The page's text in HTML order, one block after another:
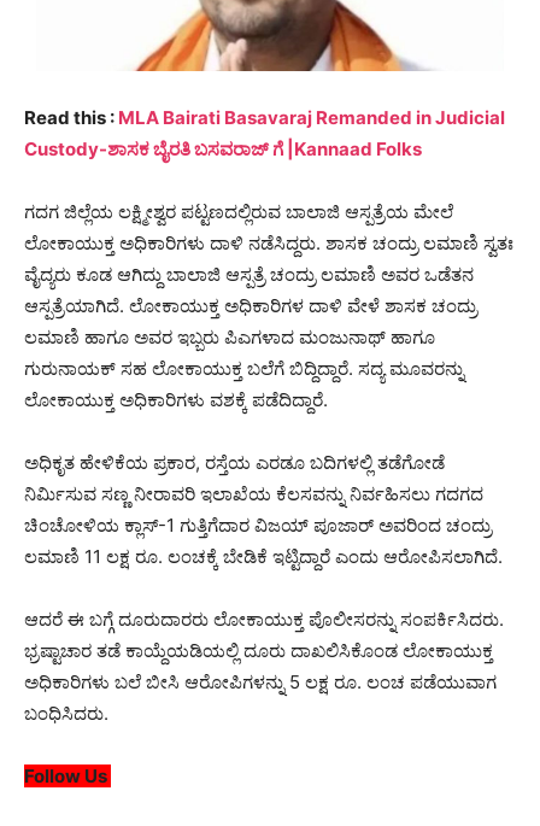
Read this : MLA Bairati Basavaraj Remanded in Judicial
Custody-ಶಾಸಕ ಬೈರತಿ ಬಸವರಾಜ್ ಗೆ |Kannaad Folks
ಗದಗ ಜಿಲ್ಲೆಯ ಲಕ್ಷ್ಮೀಶ್ವರ ಪಟ್ಟಣದಲ್ಲಿರುವ ಬಾಲಾಜಿ ಆಸ್ಪತ್ರೆಯ ಮೇಲೆ
ಲೋಕಾಯುಕ್ತ ಅಧಿಕಾರಿಗಳು ದಾಳಿ ನಡೆಸಿದ್ದರು. ಶಾಸಕ ಚಂದ್ರು ಲಮಾಣಿ ಸ್ವತಃ
ವೈದ್ಯರು ಕೂಡ ಆಗಿದ್ದು ಬಾಲಾಜಿ ಆಸ್ಪತ್ರೆ ಚಂದ್ರು ಲಮಾಣಿ ಅವರ ಒಡೆತನ
ಆಸ್ಪತ್ರೆಯಾಗಿದೆ. ಲೋಕಾಯುಕ್ತ ಅಧಿಕಾರಿಗಳ ದಾಳಿ ವೇಳೆ ಶಾಸಕ ಚಂದ್ರು
ಲಮಾಣಿ ಹಾಗೂ ಅವರ ಇಬ್ಬರು ಪಿಎಗಳಾದ ಮಂಜುನಾಥ್ ಹಾಗೂ
ಗುರುನಾಯಕ್ ಸಹ ಲೋಕಾಯುಕ್ತ ಬಲೆಗೆ ಬಿದ್ದಿದ್ದಾರೆ. ಸದ್ಯ ಮೂವರನ್ನು
ಲೋಕಾಯುಕ್ತ ಅಧಿಕಾರಿಗಳು ವಶಕ್ಕೆ ಪಡೆದಿದ್ದಾರೆ.
ಅಧಿಕೃತ ಹೇಳಿಕೆಯ ಪ್ರಕಾರ, ರಸ್ತೆಯ ಎರಡೂ ಬದಿಗಳಲ್ಲಿ ತಡೆಗೋಡೆ
ನಿರ್ಮಿಸುವ ಸಣ್ಣ ನೀರಾವರಿ ಇಲಾಖೆಯ ಕೆಲಸವನ್ನು ನಿರ್ವಹಿಸಲು ಗದಗದ
ಚಿಂಚೋಳಿಯ ಕ್ಲಾಸ್-1 ಗುತ್ತಿಗೆದಾರ ವಿಜಯ್ ಪೂಜಾರ್ ಅವರಿಂದ ಚಂದ್ರು
ಲಮಾಣಿ 11 ಲಕ್ಷ ರೂ. ಲಂಚಕ್ಕೆ ಬೇಡಿಕೆ ಇಟ್ಟಿದ್ದಾರೆ ಎಂದು ಆರೋಪಿಸಲಾಗಿದೆ.
ಆದರೆ ಈ ಬಗ್ಗೆ ದೂರುದಾರರು ಲೋಕಾಯುಕ್ತ ಪೊಲೀಸರನ್ನು ಸಂಪರ್ಕಿಸಿದರು.
ಭ್ರಷ್ಟಾಚಾರ ತಡೆ ಕಾಯ್ದೆಯಡಿಯಲ್ಲಿ ದೂರು ದಾಖಲಿಸಿಕೊಂಡ ಲೋಕಾಯುಕ್ತ
ಅಧಿಕಾರಿಗಳು ಬಲೆ ಬೀಸಿ ಆರೋಪಿಗಳನ್ನು 5 ಲಕ್ಷ ರೂ. ಲಂಚ ಪಡೆಯುವಾಗ
ಬಂಧಿಸಿದರು.
Follow Us